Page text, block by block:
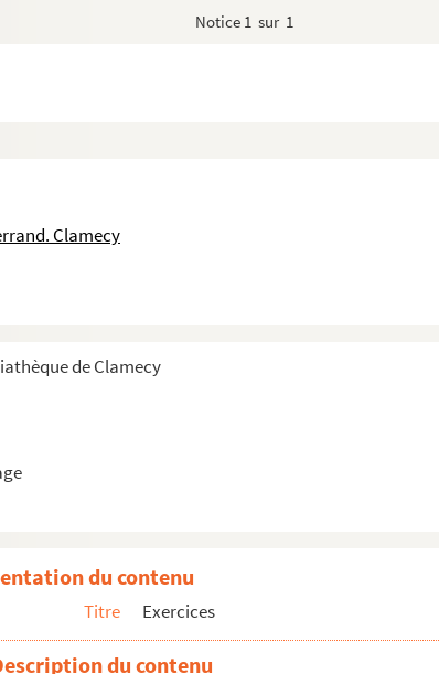
Notice 1 sur 1
Clamecy
de Clamecy
flots sur Crain, Coulanges et la Forêt et o...
des pièces à l'appui
du contenu
Titre Exercices
du contenu